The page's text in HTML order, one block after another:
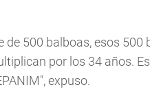
de 500 balboas, esos 500
por los 34 años.
expuso.